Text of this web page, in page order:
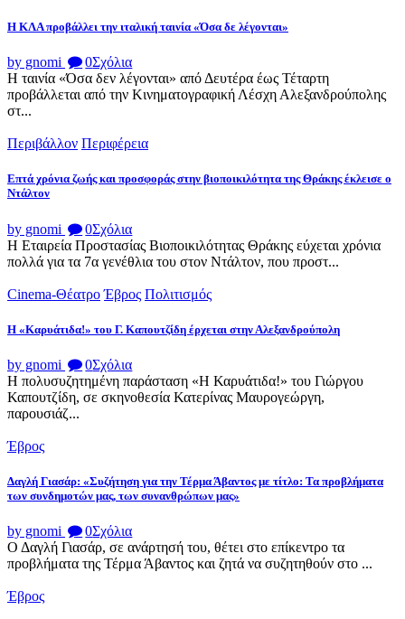
Η ΚΛΑ προβάλλει την ιταλική ταινία «Όσα δε λέγονται»
by gnomi 0Σχόλια
Η ταινία «Όσα δεν λέγονται» από Δευτέρα έως Τέταρτη
προβάλλεται από την Κινηματογραφική Λέσχη Αλεξανδρούπολης
στ...
Περιβάλλον Περιφέρεια
Επτά χρόνια ζωής και προσφοράς στην βιοποικιλότητα της Θράκης έκλεισε ο
Ντάλτον
by gnomi 0Σχόλια
Η Εταιρεία Προστασίας Βιοποικιλότητας Θράκης εύχεται χρόνια
πολλά για τα 7α γενέθλια του στον Ντάλτον, που προστ...
Cinema-Θέατρο Έβρος Πολιτισμός
Η «Καρυάτιδα!» του Γ. Καπουτζίδη έρχεται στην Αλεξανδρούπολη
by gnomi 0Σχόλια
Η πολυσυζητημένη παράσταση «Η Καρυάτιδα!» του Γιώργου
Καπουτζίδη, σε σκηνοθεσία Κατερίνας Μαυρογεώργη,
παρουσιάζ...
Έβρος
Δαγλή Γιασάρ: «Συζήτηση για την Τέρμα Άβαντος με τίτλο: Τα προβλήματα
των συνδημοτών μας, των συνανθρώπων μας»
by gnomi 0Σχόλια
Ο Δαγλή Γιασάρ, σε ανάρτησή του, θέτει στο επίκεντρο τα
προβλήματα της Τέρμα Άβαντος και ζητά να συζητηθούν στο ...
Έβρος